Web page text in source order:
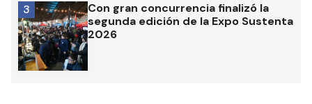
Con gran concurrencia finalizó la
segunda edición de la Expo Sustenta
2026
3